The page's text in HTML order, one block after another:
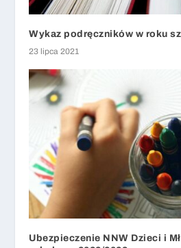
Wykaz podręczników w roku
23 lipca 2021
Ubezpieczenie NNW Dzieci i